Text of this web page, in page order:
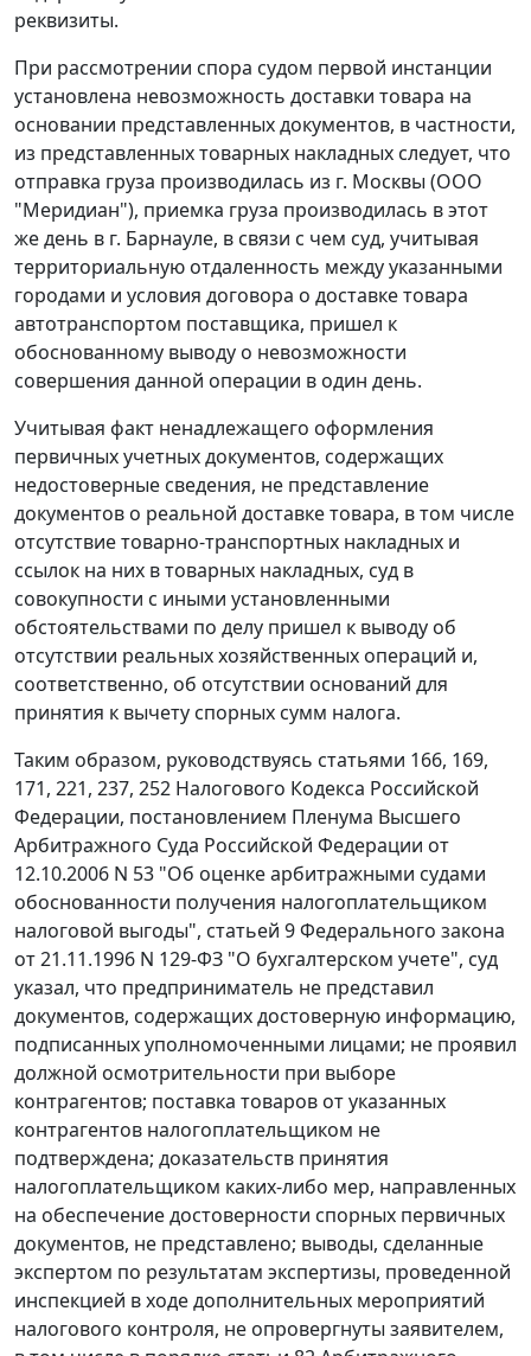
реквизиты.
При рассмотрении спора судом первой инстанции
установлена невозможность доставки товара на
основании представленных документов, в частности,
из представленных товарных накладных следует, что
отправка груза производилась из г. Москвы (ООО
"Меридиан"), приемка груза производилась в этот
же день в г. Барнауле, в связи с чем суд, учитывая
территориальную отдаленность между указанными
городами и условия договора о доставке товара
автотранспортом поставщика, пришел к
обоснованному выводу о невозможности
совершения данной операции в один день.
Учитывая факт ненадлежащего оформления
первичных учетных документов, содержащих
недостоверные сведения, не представление
документов о реальной доставке товара, в том числе
отсутствие товарно-транспортных накладных и
ссылок на них в товарных накладных, суд в
совокупности с иными установленными
обстоятельствами по делу пришел к выводу об
отсутствии реальных хозяйственных операций и,
соответственно, об отсутствии оснований для
принятия к вычету спорных сумм налога.
Таким образом, руководствуясь статьями 166, 169,
171, 221, 237, 252 Налогового Кодекса Российской
Федерации, постановлением Пленума Высшего
Арбитражного Суда Российской Федерации от
12.10.2006 N 53 "Об оценке арбитражными судами
обоснованности получения налогоплательщиком
налоговой выгоды", статьей 9Федерального закона
от 21.11.1996 N 129-ФЗ "О бухгалтерском учете", суд
указал, что предприниматель не представил
документов, содержащих достоверную информацию,
подписанных уполномоченными лицами; не проявил
должной осмотрительности при выборе
контрагентов; поставка товаров от указанных
контрагентов налогоплательщиком не
подтверждена; доказательств принятия
налогоплательщиком каких-либо мер, направленных
на обеспечение достоверности спорных первичных
документов, не представлено; выводы, сделанные
экспертом по результатам экспертизы, проведенной
инспекцией в ходе дополнительных мероприятий
налогового контроля, не опровергнуты заявителем,